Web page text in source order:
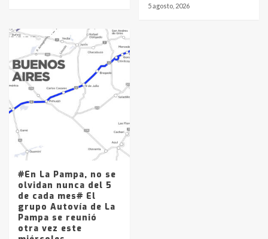
5 agosto, 2026
#En La Pampa, no se
olvidan nunca del 5
de cada mes# El
grupo Autovía de La
Pampa se reunió
otra vez este